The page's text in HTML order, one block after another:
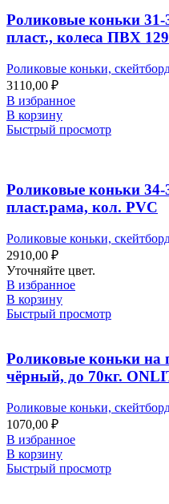
Роликовые коньки
пласт., колеса ПВХ
Роликовые коньки,
3110,00 ₽
В избранное
В корзину
Быстрый просмотр
Роликовые коньки
пласт.рама, кол. PVC
Роликовые коньки,
2910,00 ₽
Уточняйте цвет.
В избранное
В корзину
Быстрый просмотр
Роликовые коньки на
чёрный, до 70кг.
Роликовые коньки,
1070,00 ₽
В избранное
В корзину
Быстрый просмотр